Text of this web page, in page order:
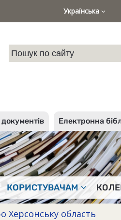
Українська
Електронна
КОРИСТУВАЧАМ
Херсонську область